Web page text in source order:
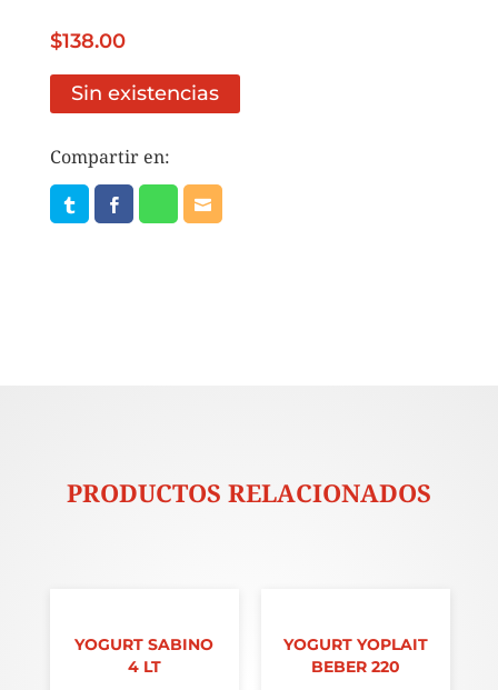
$138.00
Sin existencias
Compartir en:
PRODUCTOS RELACIONADOS
YOGURT SABINO
4 LT
YOGURT YOPLAIT
BEBER 220